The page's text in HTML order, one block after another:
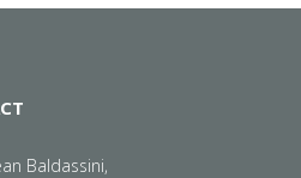
Baldassini,